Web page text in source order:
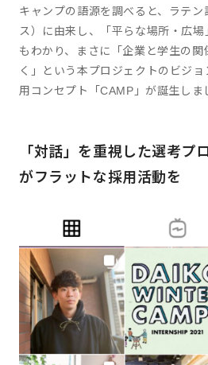
キャンプの語源を調べると、ラテ
ス）に由来し、「平らな場所・広
もわかり、まさに「企業と学生の
く」という本プロジェクトのビジ
用コンセプト「CAMP」が誕生しま
「対話」を重視した選考プ
がフラットな採用活動を